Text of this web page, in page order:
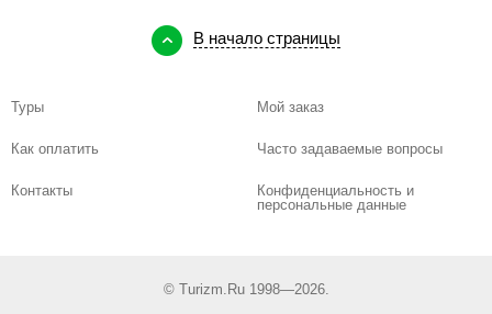
В начало страницы
Туры Мой заказ
Как оплатить Часто задаваемые вопросы
Контакты
Конфиденциальность и
персональные данные
© Turizm.Ru 1998—2026.